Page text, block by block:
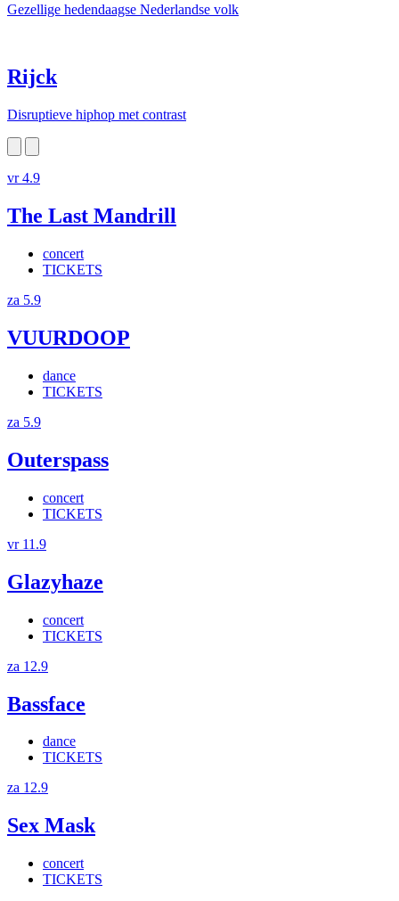
Gezellige hedendaagse Nederlandse volk
Rijck
Disruptieve hiphop met contrast
vr 4.9
The Last Mandrill
concert
TICKETS
za 5.9
VUURDOOP
dance
TICKETS
za 5.9
Outerspass
concert
TICKETS
vr 11.9
Glazyhaze
concert
TICKETS
za 12.9
Bassface
dance
TICKETS
za 12.9
Sex Mask
concert
TICKETS